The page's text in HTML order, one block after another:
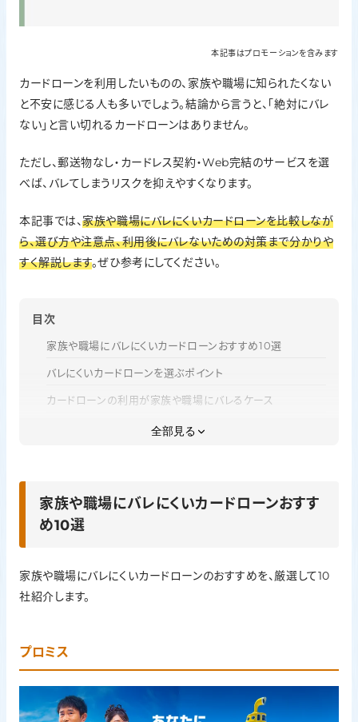
本記事はプロモーションを含みます
カードローンを利用したいものの、家族や職場に知られたくない
と不安に感じる人も多いでしょう。結論から言うと、「絶対にバレ
ない」と言い切れるカードローンはありません。
ただし、郵送物なし・カードレス契約・Web完結のサービスを選
べば、バレてしまうリスクを抑えやすくなります。
本記事では、家族や職場にバレにくいカードローンを比較しなが
ら、選び方や注意点、利用後にバレないための対策まで分かりや
すく解説します。ぜひ参考にしてください。
目次
家族や職場にバレにくいカードローンおすすめ10選
バレにくいカードローンを選ぶポイント
カードローンの利用が家族や職場にバレるケース
家族・職場にバレずにカードローンを利用するための対策
全部見る
家族や職場にバレにくいカードローンおすす
め10選
家族や職場にバレにくいカードローンのおすすめを、厳選して10
社紹介します。
プロミス